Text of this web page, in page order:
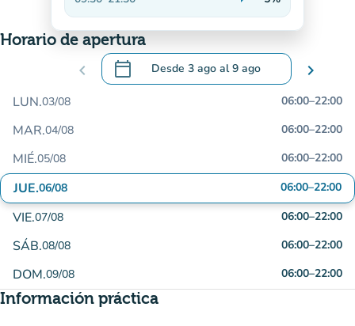
Estable
Horario de apertura
chevron_left calendar_today Desde 3 ago al9 ago
.Abra el calendario para cambiar las
chevron_right
LUN.03/08 06:00–22:00
MAR.04/08 06:00–22:00
MIÉ.05/08 06:00–22:00
JUE.06/08 06:00–22:00
VIE.07/08 06:00–22:00
SÁB.08/08 06:00–22:00
DOM.09/08 06:00–22:00
Información práctica